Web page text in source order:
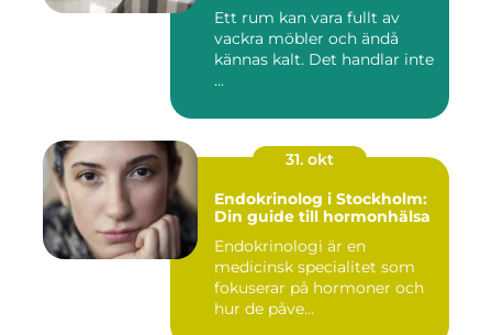
Ett rum kan vara fullt av
vackra möbler och ändå
kännas kalt. Det handlar inte
...
31. okt
Endokrinolog i Stockholm:
Din guide till hormonhälsa
Endokrinologi är en
medicinsk specialitet som
fokuserar på hormoner och
hur de påve...